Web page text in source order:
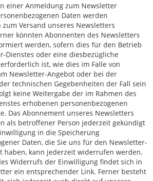
einer Anmeldung zum Newsletter
Daten werden
Versand unseres Newsletters
könnten Abonnenten des Newsletters
werden, sofern dies für den Betrieb
Dienstes oder eine diesbezügliche
ist, wie dies im Falle von
Newsletter-Angebot oder bei der
technischen Gegebenheiten der Fall sein
keine Weitergabe der im Rahmen des
erhobenen personenbezogenen
Das Abonnement unseres Newsletters
als betroffener Person jederzeit gekündigt
in die Speicherung
Daten, die Sie uns für den Newsletter-
haben, kann jederzeit widerrufen werden.
Widerrufs der Einwilligung findet sich in
ein entsprechender Link. Ferner besteht